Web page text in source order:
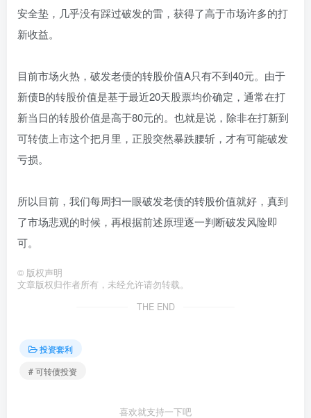
安全垫，几乎没有踩过破发的雷，获得了高于市场许多的打
新收益。
目前市场火热，破发老债的转股价值A只有不到40元。由于
新债B的转股价值是基于最近20天股票均价确定，通常在打
新当日的转股价值是高于80元的。也就是说，除非在打新到
可转债上市这个把月里，正股突然暴跌腰斩，才有可能破发
亏损。
所以目前，我们每周扫一眼破发老债的转股价值就好，真到
了市场悲观的时候，再根据前述原理逐一判断破发风险即
可。
© 版权声明
文章版权归作者所有，未经允许请勿转载。
THE END
投资套利
# 可转债投资
喜欢就支持一下吧